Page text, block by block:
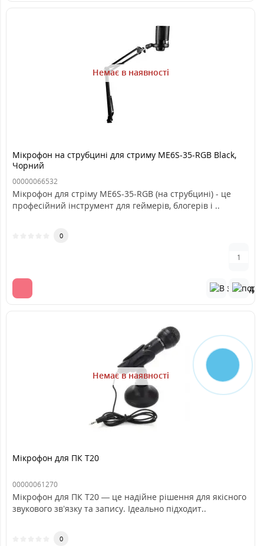
Немає в наявності
Мікрофон на струбцині для стриму ME6S-35-RGB Black,
Чорний
00000066532
Мікрофон для стріму ME6S-35-RGB (на струбцині) - це
професійний інструмент для геймерів, блогерів і ..
0
Немає в наявності
Мікрофон для ПК T20
00000061270
Мікрофон для ПК T20 — це надійне рішення для якісного
звукового зв’язку та запису. Ідеально підходит..
0